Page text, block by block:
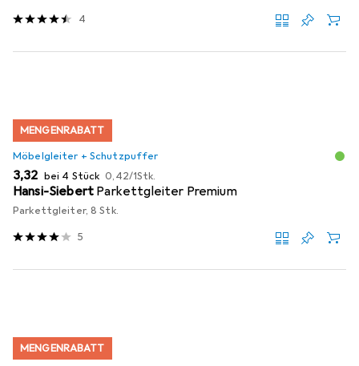
4
MENGENRABATT
Möbelgleiter + Schutzpuffer
EUR
3,32 bei 4 Stück EUR
0,42/1Stk.
Hansi-Siebert Parkettgleiter Premium
Parkettgleiter, 8 Stk.
5
MENGENRABATT